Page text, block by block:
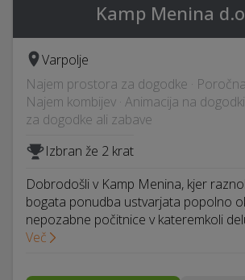
Kamp Menina
Varpolje
Najem prostora za dogodke ·
Najem kombijev · Animacija na
za dogodke ali zabave
Izbran že 2 krat
Dobrodošli v Kamp Menina, kjer
bogata ponudba ustvarjata popolno
nepozabne počitnice v kateremkoli
Več